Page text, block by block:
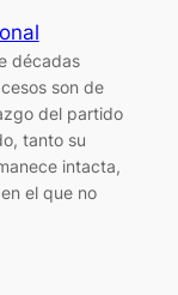
décadas
son de
del partido
tanto su
intacta,
el que no